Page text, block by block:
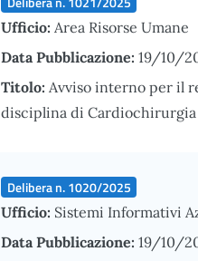
Ufficio: Area Risorse Umane
Data Pubblicazione: 19/10/
Titolo: Avviso interno per il
disciplina di
Delibera n. 1020/2025
Ufficio: Sistemi Informativi
Data Pubblicazione: 19/10/